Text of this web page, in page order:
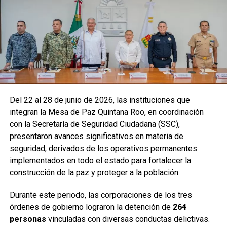
Del 22 al 28 de junio de 2026, las instituciones que
integran la Mesa de Paz Quintana Roo, en coordinación
con la Secretaría de Seguridad Ciudadana (SSC),
presentaron avances significativos en materia de
seguridad, derivados de los operativos permanentes
implementados en todo el estado para fortalecer la
construcción de la paz y proteger a la población.
Durante este periodo, las corporaciones de los tres
órdenes de gobierno lograron la detención de 264
personas vinculadas con diversas conductas delictivas.